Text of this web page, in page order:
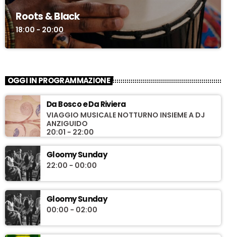
Roots & Black
18:00 - 20:00
OGGI IN PROGRAMMAZIONE
Da Bosco e Da Riviera
VIAGGIO MUSICALE NOTTURNO INSIEME A DJ
ANZIGUIDO
20:01 - 22:00
Gloomy Sunday
22:00 - 00:00
Gloomy Sunday
00:00 - 02:00